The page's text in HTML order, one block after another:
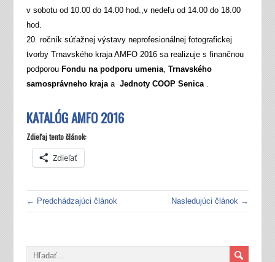
v sobotu od 10.00 do 14.00 hod.,v nedeľu od 14.00 do 18.00
hod.
20. ročník súťažnej výstavy neprofesionálnej fotografickej
tvorby Trnavského kraja AMFO 2016 sa realizuje s finančnou
podporou Fondu na podporu umenia, Trnavského
samosprávneho krajaa Jednoty COOP Senica.
KATALÓG AMFO 2016
Zdieľaj tento článok:
Zdieľať
← Predchádzajúci článok Nasledujúci článok →